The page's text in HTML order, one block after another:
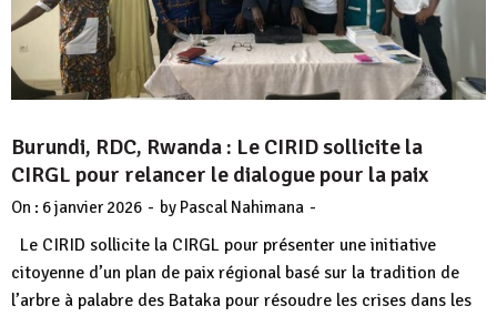
Burundi, RDC, Rwanda : Le CIRID sollicite la
CIRGL pour relancer le dialogue pour la paix
On : 6 janvier 2026 - by Pascal Nahimana -
Le CIRID sollicite la CIRGL pour présenter une initiative
citoyenne d’un plan de paix régional basé sur la tradition de
l’arbre à palabre des Bataka pour résoudre les crises dans les